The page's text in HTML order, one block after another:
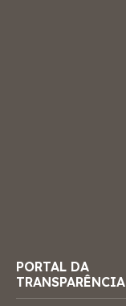
PORTAL DA
TRANSPARÊNCIA